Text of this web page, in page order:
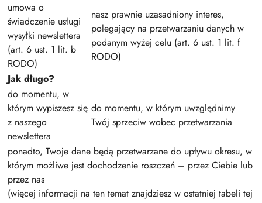
umowa o
świadczenie usługi
wysyłki newslettera
(art. 6 ust. 1 lit. b
RODO)
nasz prawnie uzasadniony interes,
polegający na przetwarzaniu danych w
podanym wyżej celu (art. 6 ust. 1 lit. f
RODO)
Jak długo?
do momentu, w
którym wypiszesz się
z naszego
newslettera
do momentu, w którym uwzględnimy
Twój sprzeciw wobec przetwarzania
ponadto, Twoje dane będą przetwarzane do upływu okresu, w
którym możliwe jest dochodzenie roszczeń – przez Ciebie lub
przez nas
(więcej informacji na ten temat znajdziesz w ostatniej tabeli tej